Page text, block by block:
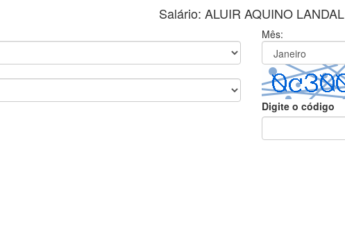
Salário: ALUIR AQUINO LANDAL
Mês:
Digite o código